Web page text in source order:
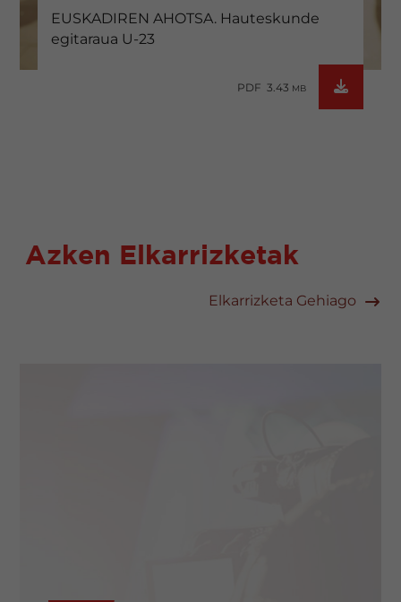
EUSKADIREN AHOTSA. Hauteskunde
egitaraua U-23
PDF 3.43 MB
Azken Elkarrizketak
Elkarrizketa Gehiago